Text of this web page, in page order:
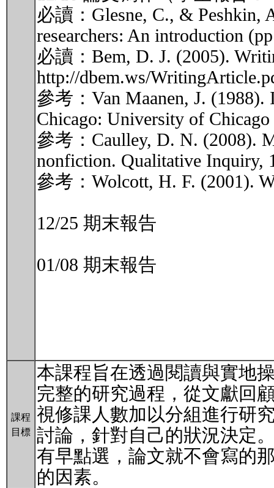
必讀：Glesne, C., & Peshkin,
researchers: An introduction
必讀：Bem, D. J. (2005).
http://dbem.ws/
參考：Van Maanen, J. (1988).
Chicago: University of Chicago
參考：Caulley, D. N. (2008).
nonfiction. Qualitative Inquiry,
參考：Wolcott, H. F. (2001).
12/25 期末報告
01/08 期末報告
課程
目標
本課程旨在透過閱讀與實地
完整的研究過程，從文獻回
視修課人數加以分組進行研
討論，針對自己的狀況決定
有早點選，論文就不會寫的
的因素。